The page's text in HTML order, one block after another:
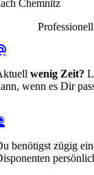
Chemnitz
wenig Zeit?
wenn es Dir
benötigst zügig